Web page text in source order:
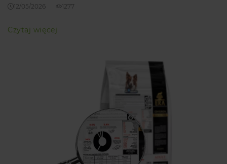
12/05/2026 1277
Czytaj więcej